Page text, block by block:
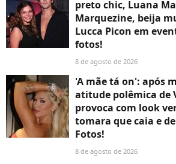
preto chic, Luana
Marquezine, beija
Lucca Picon em
fotos!
8 de agosto de 2026
'A mãe tá on': após
atitude polêmica de
provoca com look
tomara que caia e
Fotos!
8 de agosto de 2026